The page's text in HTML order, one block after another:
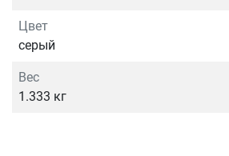
Цвет
серый
Вес
1.333 кг